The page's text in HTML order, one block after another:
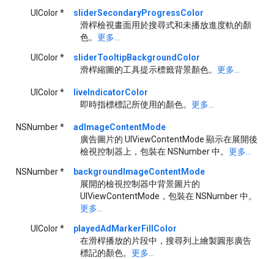
UIColor *
sliderSecondaryProgressColor
滑桿檢視畫面用於搜尋式和未播放進度軌的顏
色。 更多...
UIColor *
sliderTooltipBackgroundColor
滑桿縮圖的工具提示標籤背景顏色。 更多...
UIColor *
liveIndicatorColor
即時指標標記所使用的顏色。 更多...
NSNumber *
adImageContentMode
廣告圖片的 UIViewContentMode 顯示在展開後
檢視控制器上，包裝在 NSNumber 中。 更多...
NSNumber *
backgroundImageContentMode
展開的檢視控制器中背景圖片的
UIViewContentMode，包裝在 NSNumber 中。
更多...
UIColor *
playedAdMarkerFillColor
在滑桿播放的片段中，搜尋列上繪製圓形廣告
標記的顏色。 更多...